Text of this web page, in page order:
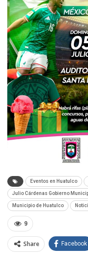
Eventos en Huatulco
Julio Cárdenas Gobierno
Municipio de Huatulco
9
Share Facebook